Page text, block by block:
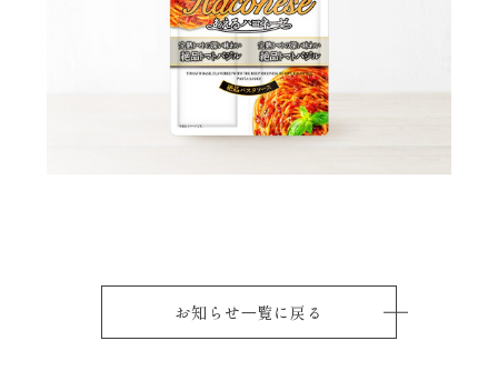
お知らせ⼀覧に戻る